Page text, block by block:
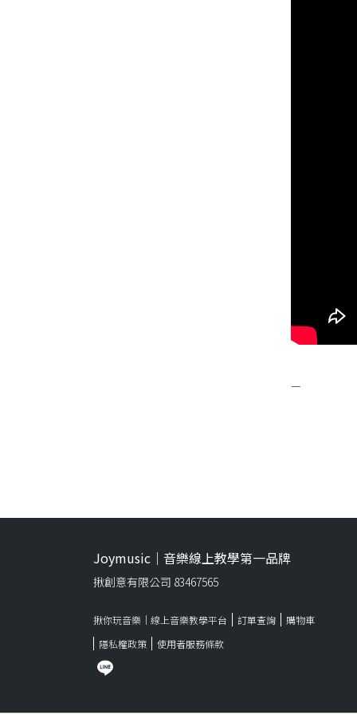
—
Joymusic｜音樂線上教學第一品牌
揪創意有限公司 83467565
揪你玩音樂｜線上音樂教學平台 訂單查詢
購物車
隱私權政策
使用者服務條款